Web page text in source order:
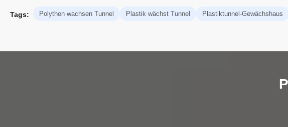
Tags: Polythen wachsen Tunnel Plastik wächst Tunnel Plastiktunnel-Gewächshaus